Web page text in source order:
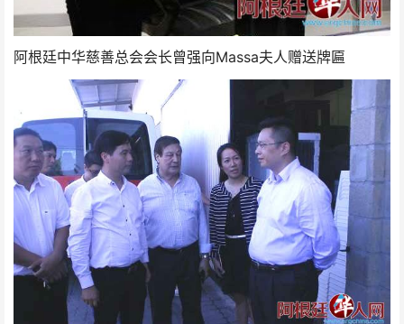
阿根廷中华慈善总会会长曾强向Massa夫人赠送牌匾